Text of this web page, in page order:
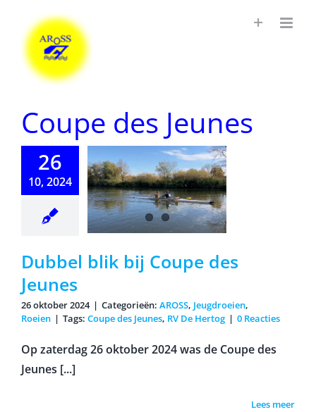
Coupe des Jeunes
26
10, 2024
blik bij
des
Dubbel blik bij Coupe des
Jeunes
26 oktober 2024 | Categorieën: AROSS, Jeugdroeien,
Roeien | Tags: Coupe des Jeunes, RV De Hertog | 0 Reacties
Op zaterdag 26 oktober 2024 was de Coupe des
Jeunes [...]
Lees meer